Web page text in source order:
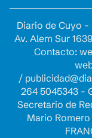
Diario de Cuyo -
Av. Alem Sur
Contacto:
/
264 5045343 -
Secretario de
Mario